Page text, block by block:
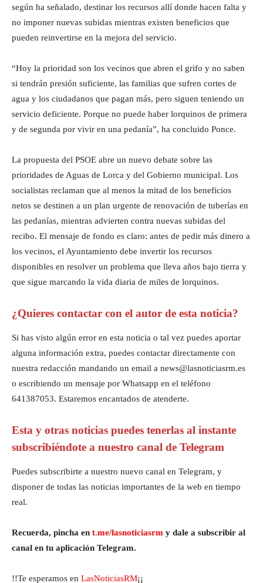
según ha señalado, destinar los recursos allí donde hacen falta y
no imponer nuevas subidas mientras existen beneficios que
pueden reinvertirse en la mejora del servicio.
“Hoy la prioridad son los vecinos que abren el grifo y no saben
si tendrán presión suficiente, las familias que sufren cortes de
agua y los ciudadanos que pagan más, pero siguen teniendo un
servicio deficiente. Porque no puede haber lorquinos de primera
y de segunda por vivir en una pedanía”, ha concluido Ponce.
La propuesta del PSOE abre un nuevo debate sobre las
prioridades de Aguas de Lorca y del Gobierno municipal. Los
socialistas reclaman que al menos la mitad de los beneficios
netos se destinen a un plan urgente de renovación de tuberías en
las pedanías, mientras advierten contra nuevas subidas del
recibo. El mensaje de fondo es claro: antes de pedir más dinero a
los vecinos, el Ayuntamiento debe invertir los recursos
disponibles en resolver un problema que lleva años bajo tierra y
que sigue marcando la vida diaria de miles de lorquinos.
¿Quieres contactar con el autor de esta noticia?
Si has visto algún error en esta noticia o tal vez puedes aportar
alguna información extra, puedes contactar directamente con
nuestra redacción mandando un email a news@lasnoticiasrm.es
o escribiendo un mensaje por Whatsapp en el teléfono
641387053. Estaremos encantados de atenderte.
Esta y otras noticias puedes tenerlas al instante
subscribiéndote a nuestro canal de Telegram
Puedes subscribirte a nuestro nuevo canal en Telegram, y
disponer de todas las noticias importantes de la web en tiempo
real.
Recuerda, pincha en t.me/lasnoticiasrm y dale a subscribir al
canal en tu aplicación Telegram.
!!Te esperamos en LasNoticiasRM¡¡